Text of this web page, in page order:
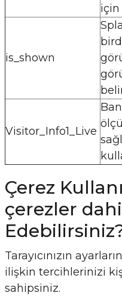
için
is_shown
Visitor_Info1_Live
Çerez
çerezler
Tarayıcınızın
ilişkin tercihlerinizi
sahipsiniz.